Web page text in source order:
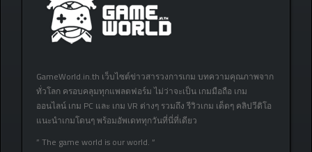
GameWorld.in.th เว็บไซต์ข่าวสารวงการเกม บทความคุณภาพจาก
ทั่วโลก ครอบคลุมทุกแพลตฟอร์ม ไม่ว่าจะเป็น เกมมือถือ เกม
ออนไลน์ เกม PC และ เกม VR ต่างๆ รวมถึง รีวิวเกม เด็ดๆ คลิปวีดิโอ
แนะนำเกมโดนๆ พร้อมอัพเดททุกวันที่นี่ที่เดียว
” The game world is our world. “